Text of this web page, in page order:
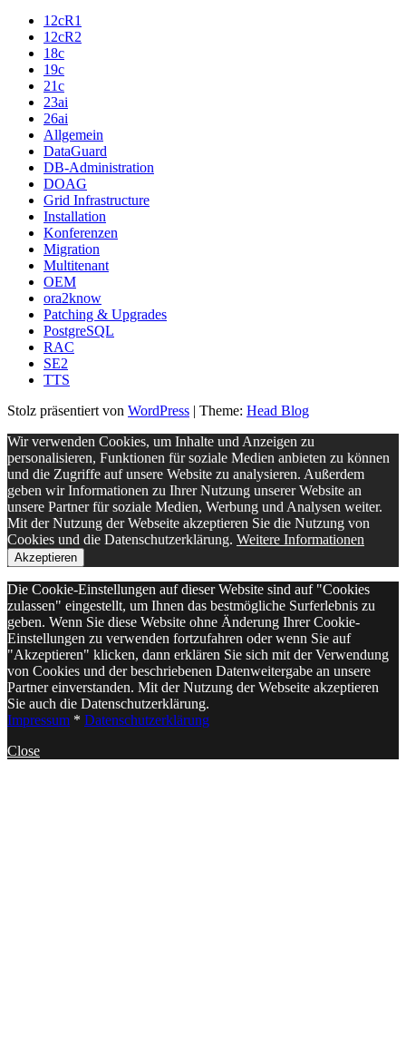
12cR1
12cR2
18c
19c
21c
23ai
26ai
Allgemein
DataGuard
DB-Administration
DOAG
Grid Infrastructure
Installation
Konferenzen
Migration
Multitenant
OEM
ora2know
Patching & Upgrades
PostgreSQL
RAC
SE2
TTS
Stolz präsentiert von WordPress | Theme: Head Blog
Wir verwenden Cookies, um Inhalte und Anzeigen zu
personalisieren, Funktionen für soziale Medien anbieten zu können
und die Zugriffe auf unsere Website zu analysieren. Außerdem
geben wir Informationen zu Ihrer Nutzung unserer Website an
unsere Partner für soziale Medien, Werbung und Analysen weiter.
Mit der Nutzung der Webseite akzeptieren Sie die Nutzung von
Cookies und die Datenschutzerklärung. Weitere Informationen
Akzeptieren
Die Cookie-Einstellungen auf dieser Website sind auf "Cookies
zulassen" eingestellt, um Ihnen das bestmögliche Surferlebnis zu
geben. Wenn Sie diese Website ohne Änderung Ihrer Cookie-
Einstellungen zu verwenden fortzufahren oder wenn Sie auf
"Akzeptieren" klicken, dann erklären Sie sich mit der Verwendung
von Cookies und der beschriebenen Datenweitergabe an unsere
Partner einverstanden. Mit der Nutzung der Webseite akzeptieren
Sie auch die Datenschutzerklärung.
Impressum * Datenschutzerklärung
Close